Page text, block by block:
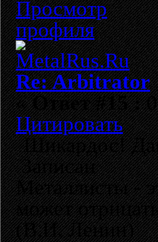
Re: Arbitrator
«Ответ #15 :
Цитировать
Шикардос!
Записан
Металлисты -
может
(В.И. Ленин)